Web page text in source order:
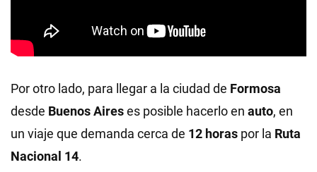
Por otro lado, para llegar a la ciudad de Formosa
desde Buenos Aireses posible hacerlo en auto, en
un viaje que demanda cerca de 12 horas por la Ruta
Nacional 14.